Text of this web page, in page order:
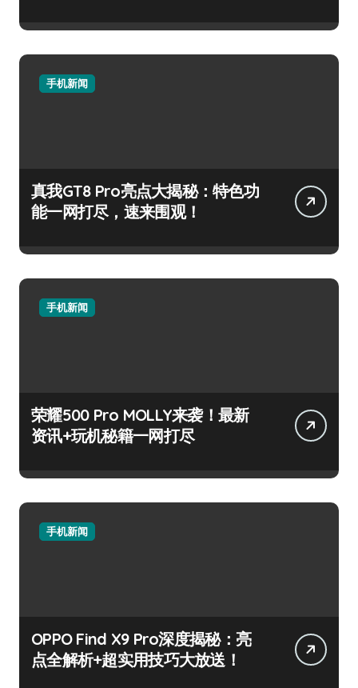
手机新闻
真我GT8 Pro亮点大揭秘：特色功
能一网打尽，速来围观！
手机新闻
荣耀500 Pro MOLLY来袭！最新
资讯+玩机秘籍一网打尽
手机新闻
OPPO Find X9 Pro深度揭秘：亮
点全解析+超实用技巧大放送！